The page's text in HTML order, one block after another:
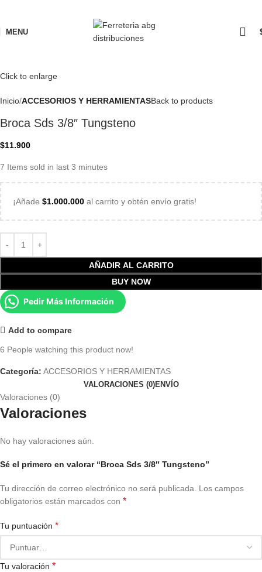
MENU
Click to enlarge
Inicio ACCESORIOS Y HERRAMIENTASBack to products
Broca Sds 3/8″ Tungsteno
$11.900
7 Items sold in last 3 minutes
¡Añade $1.000.000 al carrito y obtén envío gratis!
AÑADIR AL CARRITO
BUY NOW
Pedir Más Información
Add to compare
6 People watching this product now!
Categoría: ACCESORIOS Y HERRAMIENTAS
VALORACIONES (0)ENVÍO
Valoraciones (0)
Valoraciones
No hay valoraciones aún.
Sé el primero en valorar “Broca Sds 3/8″ Tungsteno”
Tu dirección de correo electrónico no será publicada. Los campos
obligatorios están marcados con *
Tu puntuación *
Tu valoración *